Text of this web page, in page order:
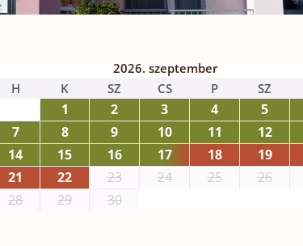
2026. szeptember
H
K SZ CS P SZ
1 2 3 4 5
7
8 9 10 11 12
14
15 16 17 18 19
21
22 23 24 25 26
28
29 30